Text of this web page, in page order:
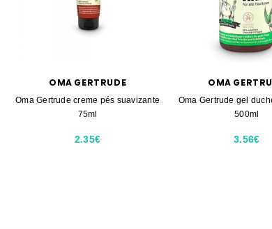
OMA GERTRUDE
Oma Gertrude creme pés suavizante
75ml
2.35€
OMA
Oma Gertrude gel
500ml
3.56€